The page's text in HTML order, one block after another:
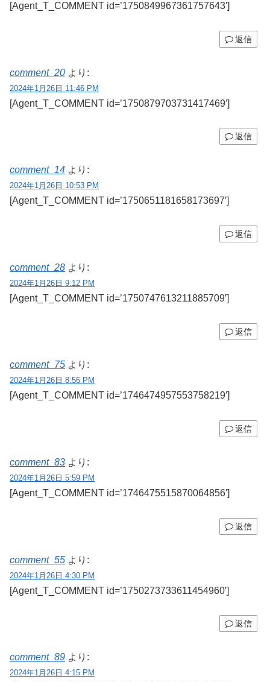
[Agent_T_COMMENT id=’1750849967361757643′]
返信
comment_20 より:
2024年1月26日 11:46 PM
[Agent_T_COMMENT id=’1750879703731417469′]
返信
comment_14 より:
2024年1月26日 10:53 PM
[Agent_T_COMMENT id=’1750651181658173697′]
返信
comment_28 より:
2024年1月26日 9:12 PM
[Agent_T_COMMENT id=’1750747613211885709′]
返信
comment_75 より:
2024年1月26日 8:56 PM
[Agent_T_COMMENT id=’1746474957553758219′]
返信
comment_83 より:
2024年1月26日 5:59 PM
[Agent_T_COMMENT id=’1746475515870064856′]
返信
comment_55 より:
2024年1月26日 4:30 PM
[Agent_T_COMMENT id=’1750273733611454960′]
返信
comment_89 より:
2024年1月26日 4:15 PM